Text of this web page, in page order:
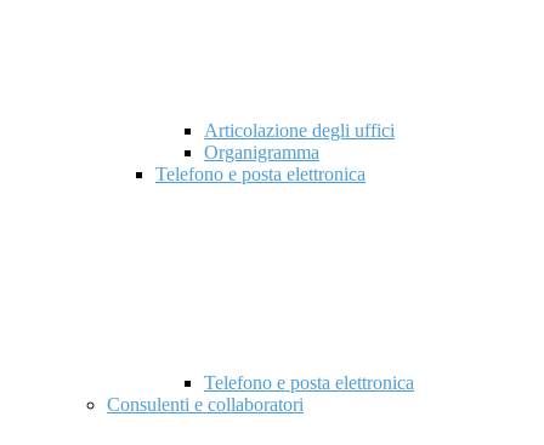
Articolazione degli uffici
Organigramma
Telefono e posta elettronica
Telefono e posta elettronica
Consulenti e collaboratori